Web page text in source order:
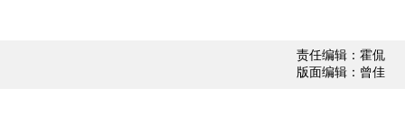
责任编辑：霍侃
版面编辑：曾佳